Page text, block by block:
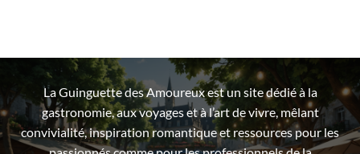
La Guinguette des Amoureux est un site dédié à la
gastronomie, aux voyages et à l’art de vivre, mêlant
convivialité, inspiration romantique et ressources pour les